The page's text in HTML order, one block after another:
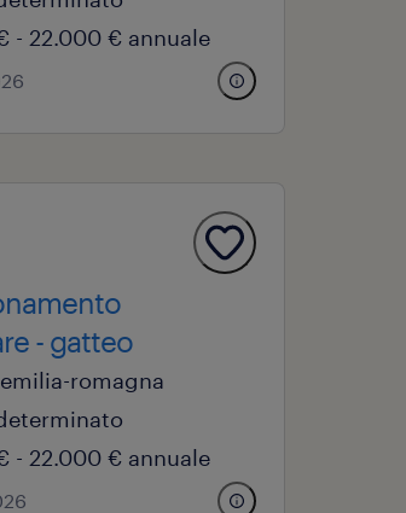
- 22.000 € annuale
- gatteo
romagna
- 22.000 € annuale